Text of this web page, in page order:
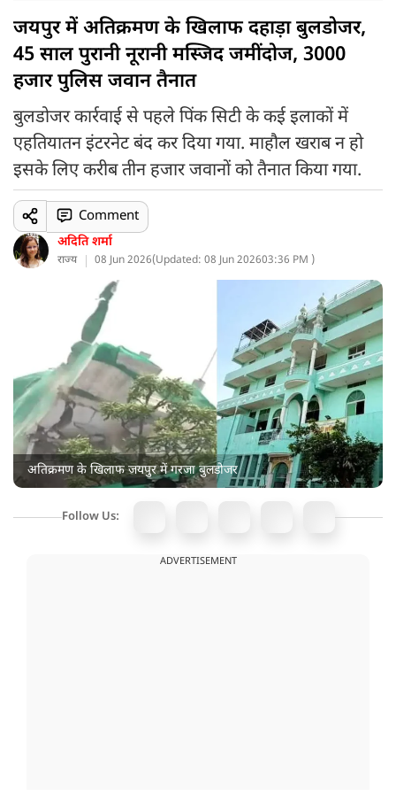
जयपुर में अतिक्रमण के खिलाफ दहाड़ा बुलडोजर,
45 साल पुरानी नूरानी मस्जिद जमींदोज, 3000
हजार पुलिस जवान तैनात
बुलडोजर कार्रवाई से पहले पिंक सिटी के कई इलाकों में
एहतियातन इंटरनेट बंद कर दिया गया. माहौल खराब न हो
इसके लिए करीब तीन हजार जवानों को तैनात किया गया.
अदिति शर्मा
राज्य 08 Jun 2026(Updated: 08 Jun 202603:36 PM )
Comment
अतिक्रमण के खिलाफ जयपुर में गरजा बुलडोजर
Follow Us:
ADVERTISEMENT